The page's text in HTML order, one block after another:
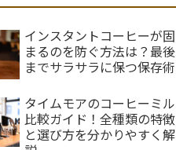
インスタントコーヒーが固
まるのを防ぐ方法は？最後
までサラサラに保つ保存術
タイムモアのコーヒーミル
比較ガイド！全種類の特徴
と選び方を分かりやすく解